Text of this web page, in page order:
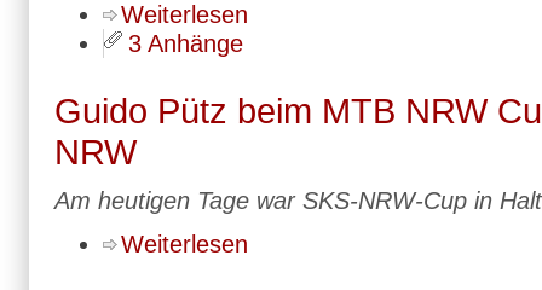
Weiterlesen
3 Anhänge
Guido Pütz beim MTB NRW
NRW
Am heutigen Tage war SKS-NRW-Cup in
Weiterlesen